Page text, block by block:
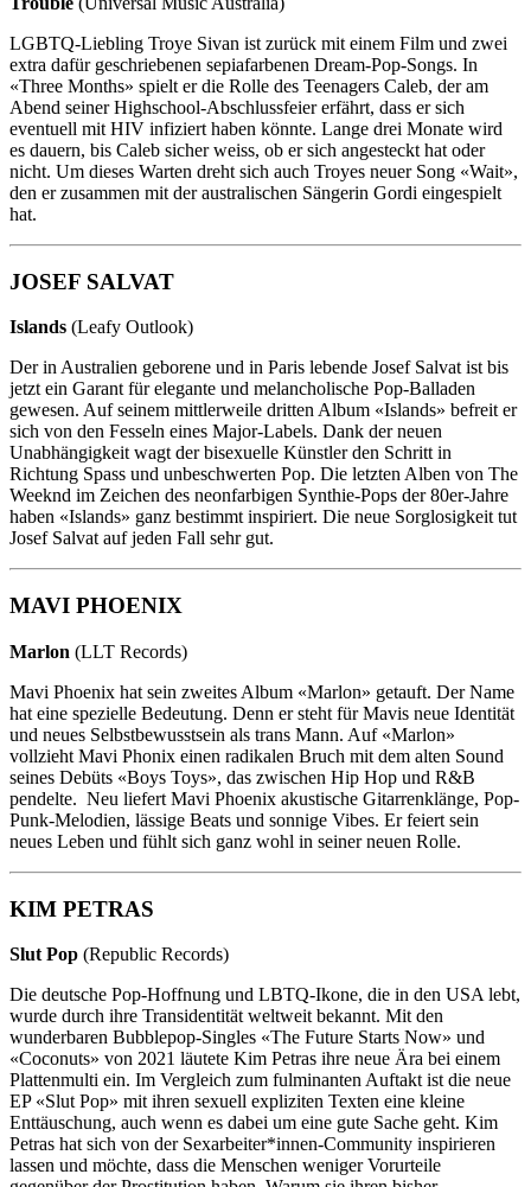
LGBTQ-Liebling Troye Sivan ist zurück mit einem Film und zwei
extra dafür geschriebenen sepiafarbenen Dream-Pop-Songs. In
«Three Months» spielt er die Rolle des Teenagers Caleb, der am
Abend seiner Highschool-Abschlussfeier erfährt, dass er sich
eventuell mit HIV infiziert haben könnte. Lange drei Monate wird
es dauern, bis Caleb sicher weiss, ob er sich angesteckt hat oder
nicht. Um dieses Warten dreht sich auch Troyes neuer Song «Wait»,
den er zusammen mit der australischen Sängerin Gordi eingespielt
hat.
JOSEF SALVAT
Islands (Leafy Outlook)
Der in Australien geborene und in Paris lebende Josef Salvat ist bis
jetzt ein Garant für elegante und melancholische Pop-Balladen
gewesen. Auf seinem mittlerweile dritten Album «Islands» befreit er
sich von den Fesseln eines Major-Labels. Dank der neuen
Unabhängigkeit wagt der bisexuelle Künstler den Schritt in
Richtung Spass und unbeschwerten Pop. Die letzten Alben von The
Weeknd im Zeichen des neonfarbigen Synthie-Pops der 80er-Jahre
haben «Islands» ganz bestimmt inspiriert. Die neue Sorglosigkeit tut
Josef Salvat auf jeden Fall sehr gut.
MAVI PHOENIX
Marlon (LLT Records)
Mavi Phoenix hat sein zweites Album «Marlon» getauft. Der Name
hat eine spezielle Bedeutung. Denn er steht für Mavis neue Identität
und neues Selbstbewusstsein als trans Mann. Auf «Marlon»
vollzieht Mavi Phonix einen radikalen Bruch mit dem alten Sound
seines Debüts «Boys Toys», das zwischen Hip Hop und R&B
pendelte. Neu liefert Mavi Phoenix akustische Gitarrenklänge, Pop-
Punk-Melodien, lässige Beats und sonnige Vibes. Er feiert sein
neues Leben und fühlt sich ganz wohl in seiner neuen Rolle.
KIM PETRAS
Slut Pop (Republic Records)
Die deutsche Pop-Hoffnung und LBTQ-Ikone, die in den USA lebt,
wurde durch ihre Transidentität weltweit bekannt. Mit den
wunderbaren Bubblepop-Singles «The Future Starts Now» und
«Coconuts» von 2021 läutete Kim Petras ihre neue Ära bei einem
Plattenmulti ein. Im Vergleich zum fulminanten Auftakt ist die neue
EP «Slut Pop» mit ihren sexuell expliziten Texten eine kleine
Enttäuschung, auch wenn es dabei um eine gute Sache geht. Kim
Petras hat sich von der Sexarbeiter*innen-Community inspirieren
lassen und möchte, dass die Menschen weniger Vorurteile